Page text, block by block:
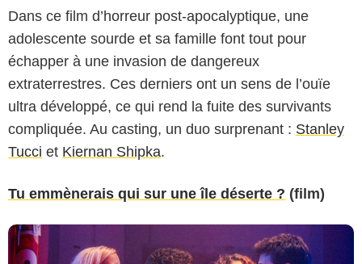
Dans ce film d’horreur post-apocalyptique, une
adolescente sourde et sa famille font tout pour
échapper à une invasion de dangereux
extraterrestres. Ces derniers ont un sens de l’ouïe
ultra développé, ce qui rend la fuite des survivants
compliquée. Au casting, un duo surprenant : Stanley
Tucci et Kiernan Shipka.
Tu emmènerais qui sur une île déserte ? (film)